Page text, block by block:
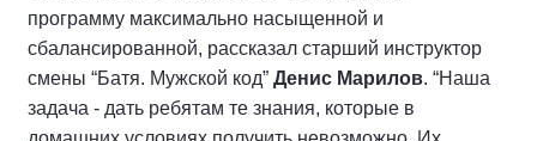
программу максимально насыщенной и
сбалансированной, рассказал старший инструктор
смены “Батя. Мужской код” Денис Марилов. “Наша
задача - дать ребятам те знания, которые в